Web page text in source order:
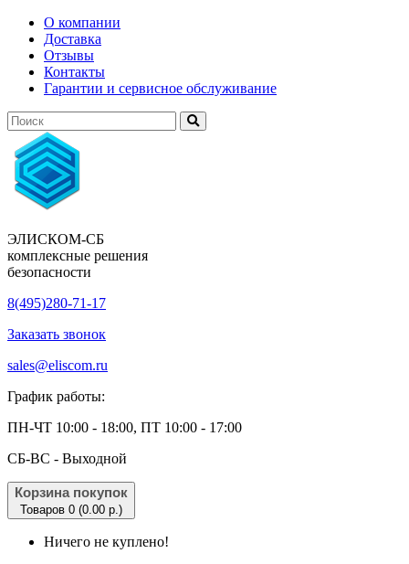
О компании
Доставка
Отзывы
Контакты
Гарантии и сервисное обслуживание
ЭЛИСКОМ-СБ
комплексные решения
безопасности
8(495)280-71-17
Заказать звонок
sales@eliscom.ru
График работы:
ПН-ЧТ 10:00 - 18:00, ПТ 10:00 - 17:00
CБ-ВС - Выходной
Корзина покупок
Товаров 0 (0.00 р.)
Ничего не куплено!